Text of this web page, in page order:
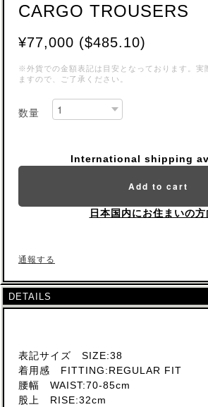
CARGO TROUSERS
¥77,000 ($485.10)
※外貨での金額表記は目安となっております。実
ますので、ご了承ください。
数量
International shipping
Add to cart
日本国内にお住まいの方
通報する
DETAILS
表記サイズ SIZE:38
着用感 FITTING:REGULAR FIT
腰幅 WAIST:70-85cm
股上 RISE:32cm